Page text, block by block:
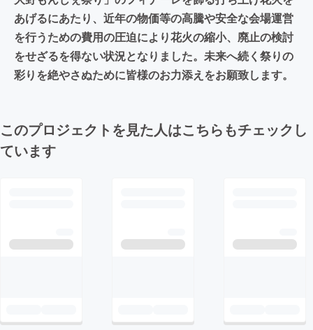
あげるにあたり、近年の物価等の高騰や安全な会場運営
を行うための費用の圧迫により花火の縮小、廃止の検討
をせざるを得ない状況となりました。未来へ続く祭りの
彩りを絶やさぬために皆様のお力添えをお願致します。
このプロジェクトを見た人はこちらもチェックし
ています